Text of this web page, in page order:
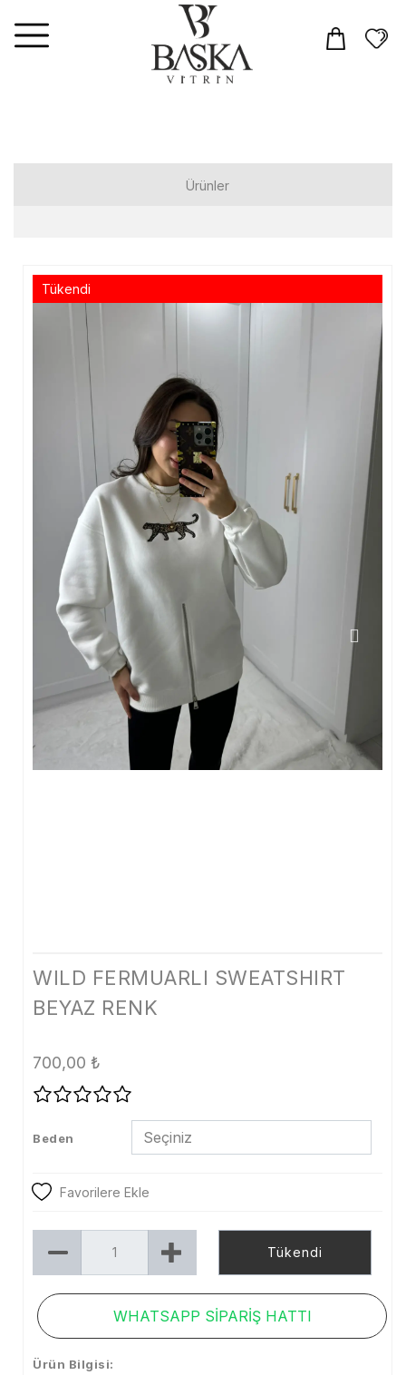
Ürünler
Takım
T-shirt
Gömlek
Crop & Atlet
Sweatshirt
Hırka
Çanta
Kazak & Triko
Yelek
Jean Pantalon
Kaban
Mont
Aksesuar
Tükendi
WILD FERMUARLI SWEATSHIRT
BEYAZ RENK
700,00 ₺
Beden
Favorilere Ekle
Tükendi
WHATSAPP SİPARİŞ HATTI
Ürün Bilgisi: